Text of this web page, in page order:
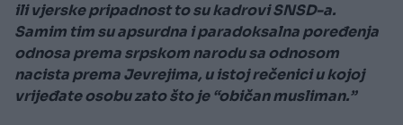
ili vjerske pripadnost to su kadrovi SNSD-a.
Samim tim su apsurdna i paradoksalna poređenja
odnosa prema srpskom narodu sa odnosom
nacista prema Jevrejima, u istoj rečenici u kojoj
vrijeđate osobu zato što je “običan musliman.”